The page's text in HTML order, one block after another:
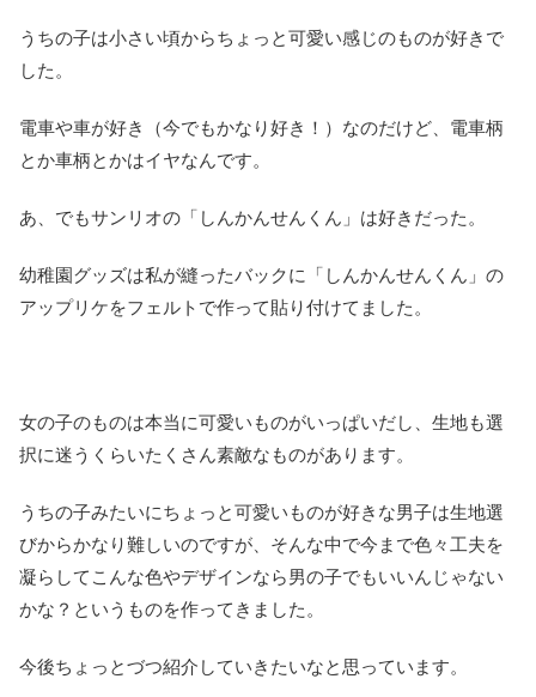
うちの子は小さい頃からちょっと可愛い感じのものが好きで
した。
電車や車が好き（今でもかなり好き！）なのだけど、電車柄
とか車柄とかはイヤなんです。
あ、でもサンリオの「しんかんせんくん」は好きだった。
幼稚園グッズは私が縫ったバックに「しんかんせんくん」の
アップリケをフェルトで作って貼り付けてました。
女の子のものは本当に可愛いものがいっぱいだし、生地も選
択に迷うくらいたくさん素敵なものがあります。
うちの子みたいにちょっと可愛いものが好きな男子は生地選
びからかなり難しいのですが、そんな中で今まで色々工夫を
凝らしてこんな色やデザインなら男の子でもいいんじゃない
かな？というものを作ってきました。
今後ちょっとづつ紹介していきたいなと思っています。